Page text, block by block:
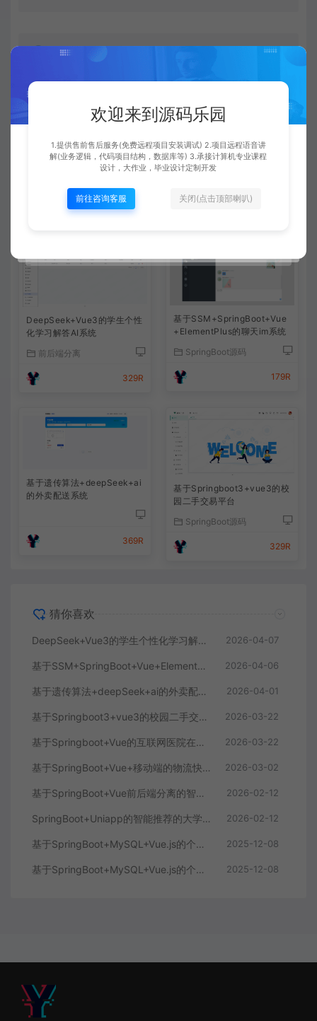
不会运行项目可以教我下吗？是否有运行文档呀？
了的。有通用的调试运行文档可以参考下的。
查看详情
DeepSeek+Vue3的学生个性
化学习解答AI系统
前后端分离
329R
基于SSM+SpringBoot+Vue
+ElementPlus的聊天im系统
SpringBoot源码
179R
基于遗传算法+deepSeek+ai
的外卖配送系统
369R
基于Springboot3+vue3的校
园二手交易平台
SpringBoot源码
329R
猜你喜欢
DeepSeek+Vue3的学生个性化学习解答AI系统 2026-04-07
基于SSM+SpringBoot+Vue+ElementPlus的聊天im系统 2026-04-06
基于遗传算法+deepSeek+ai的外卖配送系统 2026-04-01
基于Springboot3+vue3的校园二手交易平台 2026-03-22
基于Springboot+Vue的互联网医院在线问诊系统 2026-03-22
基于SpringBoot+Vue+移动端的物流快递系统 2026-03-02
基于SpringBoot+Vue前后端分离的智能知识库问答系统 2026-02-12
SpringBoot+Uniapp的智能推荐的大学生社交平台 2026-02-12
基于SpringBoot+MySQL+Vue.js的个人健康管理系统(附论文) 2025-12-08
基于SpringBoot+MySQL+Vue.js的个性化推荐电商系统(附论文) 2025-12-08
欢迎来到源码乐园
1.提供售前售后服务(免费远程项目安装调试) 2.项目远程语音讲
解(业务逻辑，代码项目结构，数据库等) 3.承接计算机专业课程
设计，大作业，毕业设计定制开发
前往咨询客服 关闭(点击顶部喇叭)